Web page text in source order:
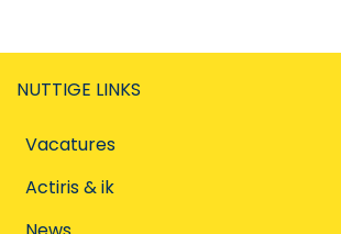
NUTTIGE LINKS
Vacatures
Actiris & ik